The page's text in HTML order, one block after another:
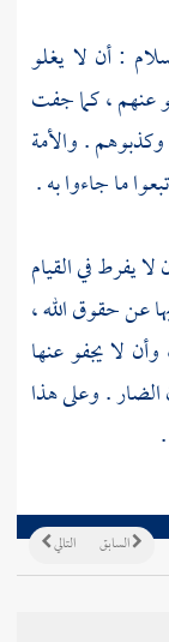
: أن لا يغلو
عنهم ، كما جفت
. والأمة
ما جاءوا به .
يفرط في القيام
عن حقوق الله ،
لا يجفو عنها
الضار . وعلى هذا
التالي السابق